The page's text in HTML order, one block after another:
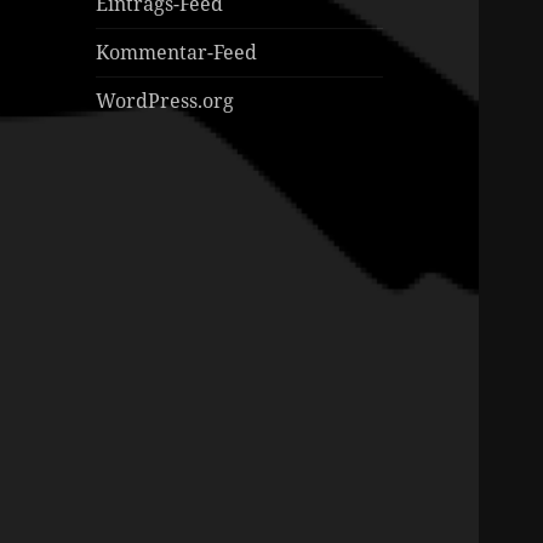
Kommentar-Feed
WordPress.org